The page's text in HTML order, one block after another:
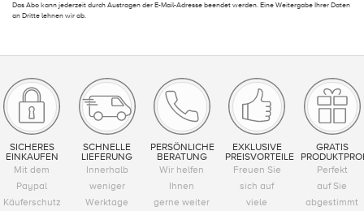
Das Abo kann jederzeit durch Austragen der E-Mail-Adresse beendet werden. Eine Weitergabe Ihrer Daten
an Dritte lehnen wir ab.
SICHERES
EINKAUFEN
Mit dem
Paypal
Käuferschutz
SCHNELLE
LIEFERUNG
Innerhalb
weniger
Werktage
PERSÖNLICHE
BERATUNG
Wir helfen
Ihnen
gerne weiter
EXKLUSIVE
PREISVORTEILE
Freuen Sie
sich auf
viele
GRATIS
Perfekt
auf Sie
abgestimmt